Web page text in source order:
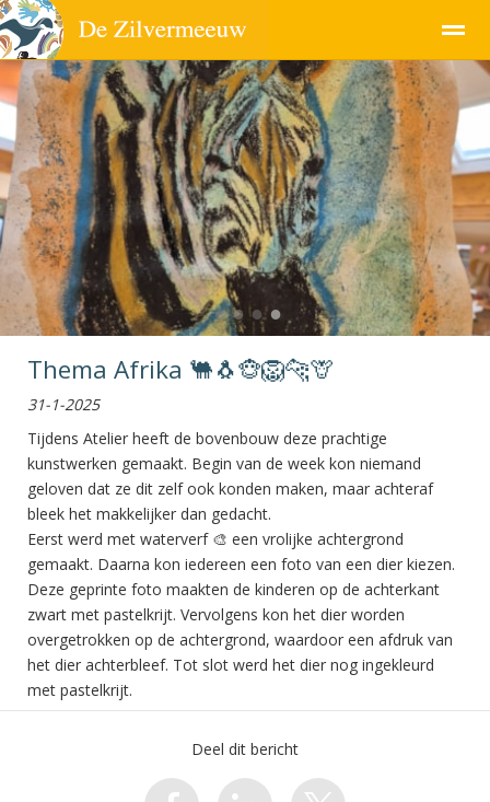
Pagina's
●● ● ●
Thema Afrika 🐫🐧🐵🦁🐆🦒
31-1-2025
Tijdens Atelier heeft de bovenbouw deze prachtige
kunstwerken gemaakt. Begin van de week kon niemand
geloven dat ze dit zelf ook konden maken, maar achteraf
bleek het makkelijker dan gedacht.
Eerst werd met waterverf 🎨 een vrolijke achtergrond
gemaakt. Daarna kon iedereen een foto van een dier kiezen.
Deze geprinte foto maakten de kinderen op de achterkant
zwart met pastelkrijt. Vervolgens kon het dier worden
overgetrokken op de achtergrond, waardoor een afdruk van
het dier achterbleef. Tot slot werd het dier nog ingekleurd
met pastelkrijt.
Deel dit bericht